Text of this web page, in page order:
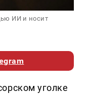
ИИ и носит
уголке